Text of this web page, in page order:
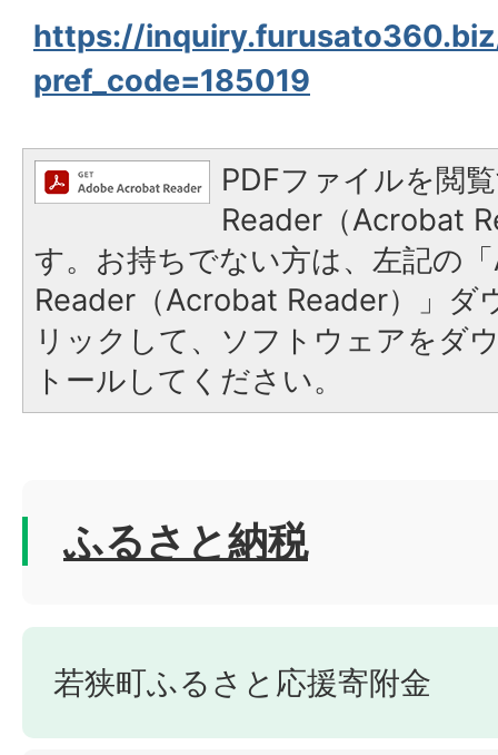
https://
pref_code=185019
PDFファイルを閲
Reader（Acrobat
す。お持ちでない方は、左記の
Reader（Acrobat Reader）」ダ
リックして、ソフトウェアをダ
トールしてください。
ふるさと納税
若狭町ふるさと応援寄附金